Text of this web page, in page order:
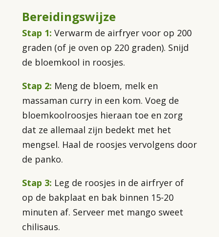
Bereidingswijze
Stap 1: Verwarm de airfryer voor op 200
graden (of je oven op 220 graden). Snijd
de bloemkool in roosjes.
Stap 2: Meng de bloem, melk en
massaman curry in een kom. Voeg de
bloemkoolroosjes hieraan toe en zorg
dat ze allemaal zijn bedekt met het
mengsel. Haal de roosjes vervolgens door
de panko.
Stap 3: Leg de roosjes in de airfryer of
op de bakplaat en bak binnen 15-20
minuten af. Serveer met mango sweet
chilisaus.